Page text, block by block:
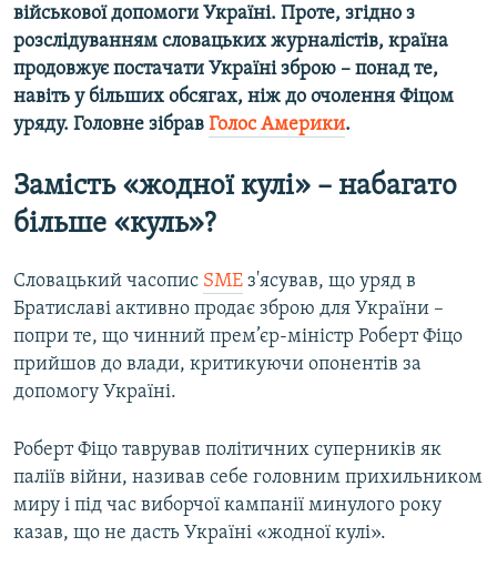
військової допомоги Україні. Проте, згідно з
розслідуванням словацьких журналістів, країна
продовжує постачати Україні зброю – понад те,
навіть у більших обсягах, ніж до очолення Фіцом
уряду. Головне зібрав Голос Америки.
Замість «жодної кулі» – набагато
більше «куль»?
Словацький часопис SME з'ясував, що уряд в
Братиславі активно продає зброю для України –
попри те, що чинний прем’єр-міністр Роберт Фіцо
прийшов до влади, критикуючи опонентів за
допомогу Україні.
Роберт Фіцо таврував політичних суперників як
паліїв війни, називав себе головним прихильником
миру і під час виборчої кампанії минулого року
казав, що не дасть Україні «жодної кулі».